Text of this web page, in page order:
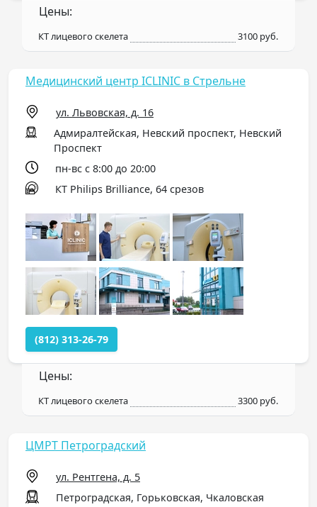
Цены:
КТ лицевого скелета 3100 руб.
Медицинский центр ICLINIC в Стрельне
ул. Львовская, д. 16
Адмиралтейская, Невский проспект, Невский
Проспект
пн-вс с 8:00 до 20:00
КТ Philips Brilliance, 64 срезов
(812) 313-26-79
Цены:
КТ лицевого скелета 3300 руб.
ЦМРТ Петроградский
ул. Рентгена, д. 5
Петроградская, Горьковская, Чкаловская